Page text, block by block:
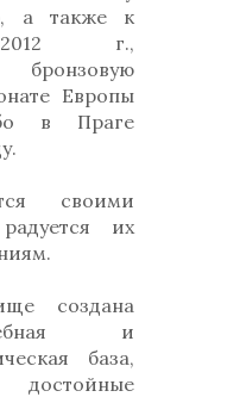
а также к
2012 г.,
Европы
в Праге
своими
их
создана
и
база,
достойные